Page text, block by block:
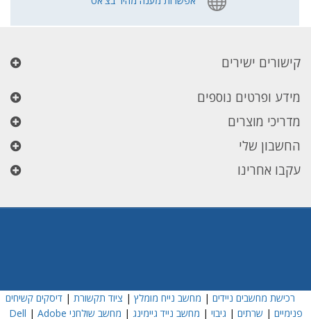
קישורים ישירים
מידע ופרטים נוספים
מדריכי מוצרים
החשבון שלי
עקבו אחרינו
רכישת מחשבים ניידים | מחשב נייח מומלץ | ציוד תקשורת |דיסקים קשיחים
פנימיים | שרתים | גיבוי | מחשב נייד גיימינג | מחשב שולחני Dell | Adobe